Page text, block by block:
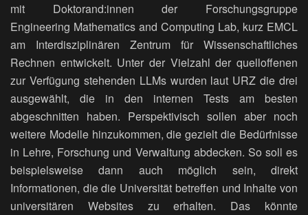
mit Doktorand:innen der Forschungsgruppe
Engineering Mathematics and Computing Lab, kurz EMCL
am Interdisziplinären Zentrum für Wissenschaftliches
Rechnen entwickelt. Unter der Vielzahl der quelloffenen
zur Verfügung stehenden LLMs wurden laut URZ die drei
ausgewählt, die in den internen Tests am besten
abgeschnitten haben. Perspektivisch sollen aber noch
weitere Modelle hinzukommen, die gezielt die Bedürfnisse
in Lehre, Forschung und Verwaltung abdecken. So soll es
beispielsweise dann auch möglich sein, direkt
Informationen, die die Universität betreffen und Inhalte von
universitären Websites zu erhalten. Das könnte